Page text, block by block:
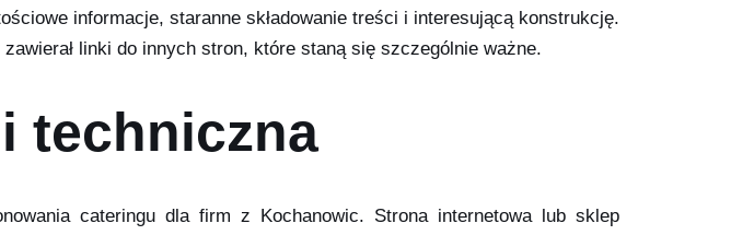
informacje, staranne składowanie treści i interesującą konstrukcję.
linki do innych stron, które staną się szczególnie ważne.
techniczna
cateringu dla firm z Kochanowic. Strona internetowa lub sklep